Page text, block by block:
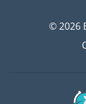
© 2026